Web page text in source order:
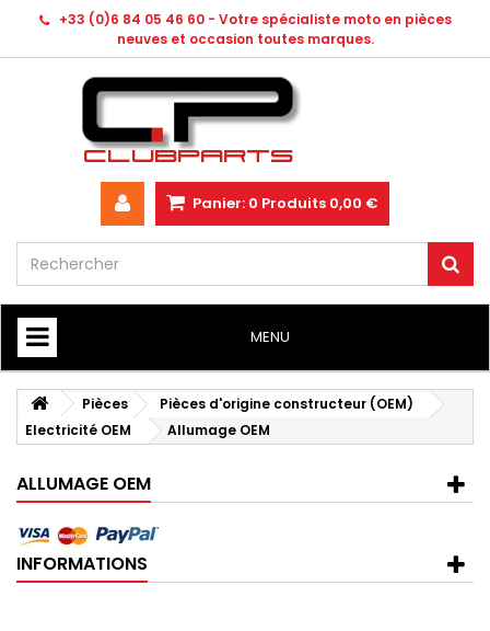
+33 (0)6 84 05 46 60 - Votre spécialiste moto en pièces
neuves et occasion toutes marques.
Panier: 0 Produits 0,00 €
MENU
HOME
Pièces
Pièces d'origine constructeur (OEM)
Electricité OEM
Allumage OEM
ALLUMAGE OEM
INFORMATIONS